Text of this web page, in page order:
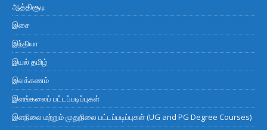
ஆத்திசூடி
இசை
இந்தியா
இயல் தமிழ்
இலக்கணம்
இளங்கலைப் பட்டப்படிப்புகள்
இளநிலை மற்றும் முதுநிலை பட்டப்படிப்புகள் (UG and PG Degree Courses)